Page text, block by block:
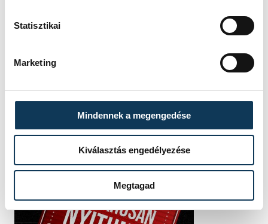
Statisztikai
Marketing
Mindennek a megengedése
Kiválasztás engedélyezése
Megtagad
FOTÓS
Bálint